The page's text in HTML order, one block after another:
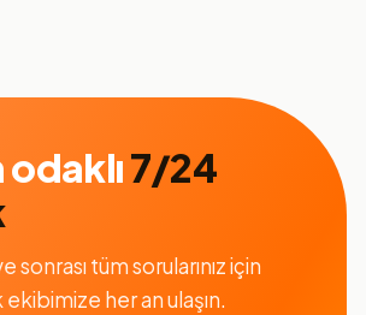
7/24
sonrası tüm sorularınız için
her an ulaşın.